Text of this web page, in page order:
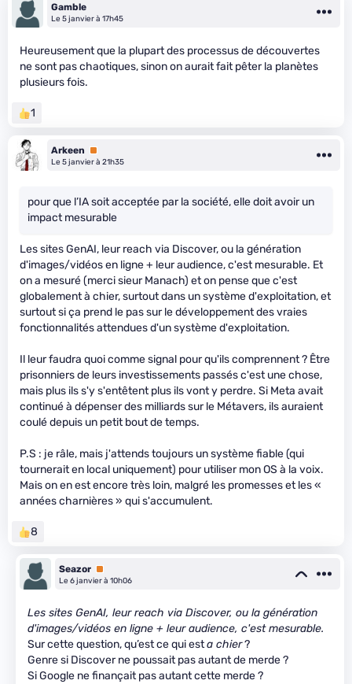
Gamble
Le 5 janvier à 17h45
Heureusement que la plupart des processus de découvertes
ne sont pas chaotiques, sinon on aurait fait pêter la planètes
plusieurs fois.
1
Arkeen
Premium
Le 5 janvier à 21h35
pour que l’IA soit acceptée par la société, elle doit avoir un
impact mesurable
Les sites GenAI, leur reach via Discover, ou la génération
d'images/vidéos en ligne + leur audience, c'est mesurable. Et
on a mesuré (merci sieur Manach) et on pense que c'est
globalement à chier, surtout dans un système d'exploitation, et
surtout si ça prend le pas sur le développement des vraies
fonctionnalités attendues d'un système d'exploitation.
Il leur faudra quoi comme signal pour qu'ils comprennent ? Être
prisonniers de leurs investissements passés c'est une chose,
mais plus ils s'y s'entêtent plus ils vont y perdre. Si Meta avait
continué à dépenser des milliards sur le Métavers, ils auraient
coulé depuis un petit bout de temps.
P.S : je râle, mais j'attends toujours un système fiable (qui
tournerait en local uniquement) pour utiliser mon OS à la voix.
Mais on en est encore très loin, malgré les promesses et les «
années charnières » qui s'accumulent.
8
Seazor Premium
Le 6 janvier à 10h06
Les sites GenAI, leur reach via Discover, ou la génération
d'images/vidéos en ligne + leur audience, c'est mesurable.
Sur cette question, qu’est ce qui esta chier?
Genre si Discover ne poussait pas autant de merde ?
Si Google ne finançait pas autant cette merde ?